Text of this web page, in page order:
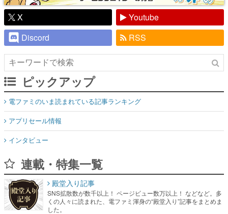
X
Youtube
Discord
RSS
ピックアップ
電ファミのいま読まれている記事ランキング
アプリセール情報
インタビュー
連載・特集一覧
殿堂入り記事
SNS拡散数が数千以上！ ページビュー数万以上！ などなど。多
くの人々に読まれた、電ファミ渾身の“殿堂入り”記事をまとめま
した。